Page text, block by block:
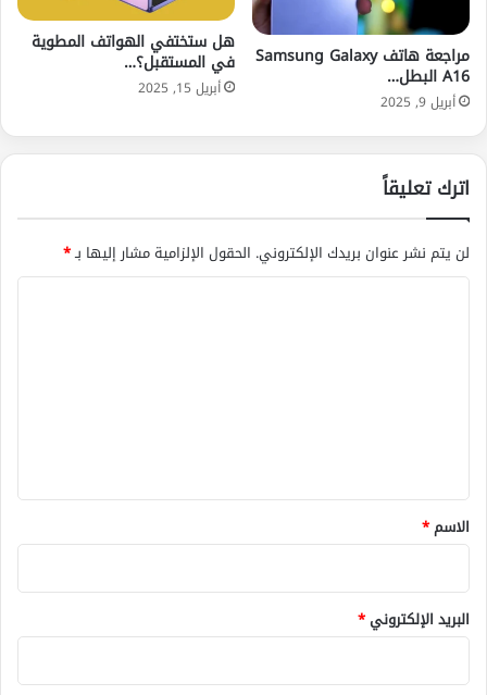
مراجعة هاتف Samsung Galaxy
A16 البطل…
أبريل 9, 2025
هل ستختفي الهواتف المطوية
في المستقبل؟…
أبريل 15, 2025
اترك تعليقاً
لن يتم نشر عنوان بريدك الإلكتروني. الحقول الإلزامية مشار إليها بـ*
*
الاسم*
البريد الإلكتروني*